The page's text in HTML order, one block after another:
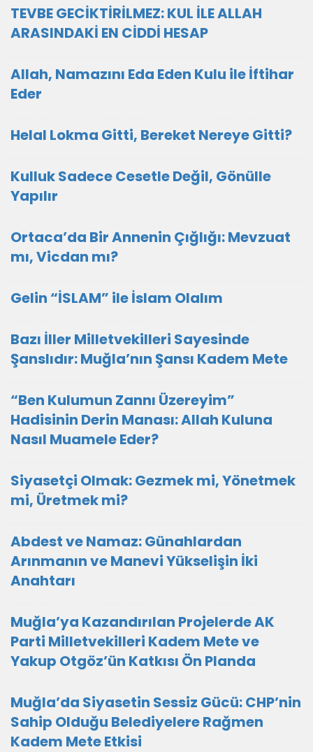
TEVBE GECİKTİRİLMEZ: KUL İLE ALLAH
ARASINDAKİ EN CİDDİ HESAP
Allah, Namazını Eda Eden Kulu ile İftihar
Eder
Helal Lokma Gitti, Bereket Nereye Gitti?
Kulluk Sadece Cesetle Değil, Gönülle
Yapılır
Ortaca’da Bir Annenin Çığlığı: Mevzuat
mı, Vicdan mı?
Gelin “İSLAM” ile İslam Olalım
Bazı İller Milletvekilleri Sayesinde
Şanslıdır: Muğla’nın Şansı Kadem Mete
“Ben Kulumun Zannı Üzereyim”
Hadisinin Derin Manası: Allah Kuluna
Nasıl Muamele Eder?
Siyasetçi Olmak: Gezmek mi, Yönetmek
mi, Üretmek mi?
Abdest ve Namaz: Günahlardan
Arınmanın ve Manevi Yükselişin İki
Anahtarı
Muğla’ya Kazandırılan Projelerde AK
Parti Milletvekilleri Kadem Mete ve
Yakup Otgöz’ün Katkısı Ön Planda
Muğla’da Siyasetin Sessiz Gücü: CHP’nin
Sahip Olduğu Belediyelere Rağmen
Kadem Mete Etkisi